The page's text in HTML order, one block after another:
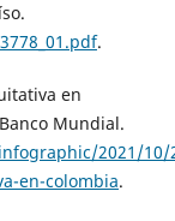
.
en
Mundial.
2021/10/
en-colombia.